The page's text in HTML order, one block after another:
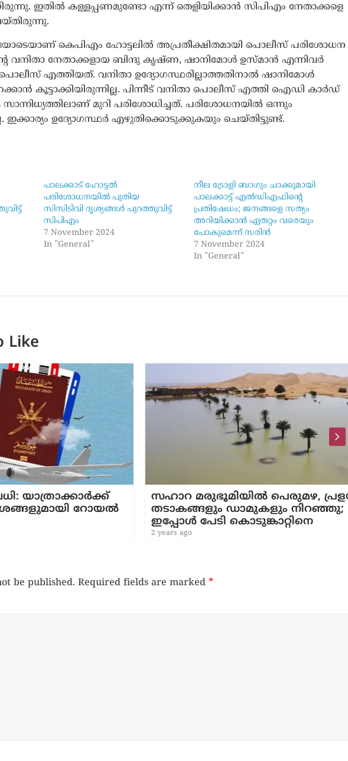
ഇതിൽ കള്ളപ്പണമുണ്ടോ എന്ന് തെളിയിക്കാൻ സിപിഎം നേതാക്കളെ
കെപിഎം ഹോട്ടലിൽ അപ്രതീക്ഷിതമായി പൊലീസ് പരിശോധന
വനിതാ നേതാക്കളായ ബിന്ദു കൃഷ്ണ, ഷാനിമോൾ ഉസ്മാൻ എന്നിവർ
എത്തിയത്. വനിതാ ഉദ്യോഗസ്ഥരില്ലാത്തതിനാൽ ഷാനിമോൾ
കൂട്ടാക്കിയിരുന്നില്ല. പിന്നീട് വനിതാ പൊലീസ് എത്തി ഐഡി കാർഡ്
സാന്നിധ്യത്തിലാണ് മുറി പരിശോധിച്ചത്. പരിശോധനയിൽ ഒന്നും
ഇക്കാര്യം ഉദ്യോഗസ്ഥർ എഴുതിക്കൊടുക്കുകയും ചെയ്തിട്ടുണ്ട്.
പാലക്കാട് ഹോട്ടല്‍
പരിശോധനയില്‍ പുതിയ
സിസിടിവി ദൃശ്യങ്ങൾ പുറത്തുവിട്ട്
സിപിഎം
7 November 2024
In "General"
നീല ട്രോളി ബാഗും ചാക്കുമായി
പാലക്കാട്ട് എൽഡിഎഫിന്റെ
പ്രതിഷേധം; ജനങ്ങളെ സത്യം
അറിയിക്കാൻ ഏതറ്റം വരെയും
പോകുമെന്ന് സരിന്‍
7 November 2024
In "General"
Like
റോയൽ
സഹാറ മരുഭൂമിയിൽ പെരുമഴ, പ്രളയം;
തടാകങ്ങളും ഡാമുകളും നിറഞ്ഞു;
ഇപ്പോൾ പേടി കൊടുങ്കാറ്റിനെ
2 years ago
be published. Required fields are marked *